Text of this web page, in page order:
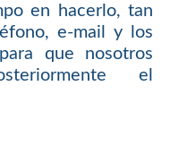
en hacerlo, tan
e-mail y los
que nosotros
el